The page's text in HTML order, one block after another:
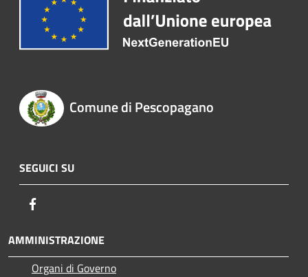
Comune di Pescopagano
SEGUICI SU
AMMINISTRAZIONE
Organi di Governo